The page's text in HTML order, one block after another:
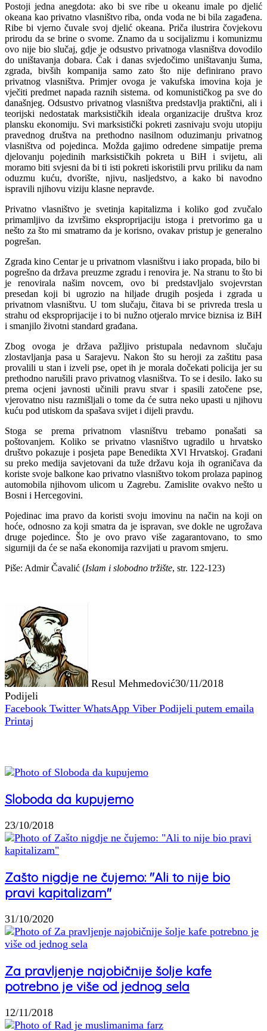
Postoji jedna anegdota: ako bi sve ribe u okeanu imale po djelić
okeana kao privatno vlasništvo riba, onda voda ne bi bila zagađena.
Ribe bi vjerno čuvale svoj djelić okeana. Priča ilustrira čovjekovu
prirodu da se brine o svome. Znamo da u socijalizmu i komunizmu
ovo nije bio slučaj, gdje je odsustvo privatnoga vlasništva dovodilo
do uništavanja dobara. Čak i danas svjedočimo uništavanju šuma,
zgrada, bivših kompanija samo zato što nije definirano pravo
privatnog vlasništva. Primjer ovoga je vakufska imovina koja je
vječiti predmet napada raznih sistema. od komunističkog pa sve do
današnjeg. Odsustvo privatnog vlasništva predstavlja praktični, ali i
teorijski nedostatak marksističkih ideala organizacije društva kroz
plansku ekonomiju. Svi marksistički pokreti zasnivaju svoju utopiju
pravednog društva na prethodno nasilnom oduzimanju privatnog
vlasništva od pojedinca. Možda gajimo odredene simpatije prema
djelovanju pojedinih marksističkih pokreta u BiH i svijetu, ali
moramo biti svjesni da bi ti isti pokreti iskoristili prvu priliku da nam
oduzmu kuću, dvorište, njivu, nasljedstvo, a kako bi navodno
ispravili njihovu viziju klasne nepravde.
Privatno vlasništvo je svetinja kapitalizma i koliko god zvučalo
primamljivo da izvršimo eksproprijaciju istoga i pretvorimo ga u
nešto za što mi smatramo da je korisno, ovakav pristup je generalno
pogrešan.
Zgrada kino Centar je u privatnom vlasništvu i iako propada, bilo bi
pogrešno da država preuzme zgradu i renovira je. Na stranu to što bi
je renovirala našim novcem, ovo bi predstavljalo svojevrstan
presedan koji bi ugrozio na hiljade drugih posjeda i zgrada u
privatnom vlasništvu. U tom slučaju, čitava bi se privreda tresla u
strahu od eksproprijacije i to bi nužno otjeralo mrvice biznisa iz BiH
i smanjilo životni standard građana.
Zbog ovoga je država pažljivo pristupala nedavnom slučaju
zlostavljanja pasa u Sarajevu. Nakon što su heroji za zaštitu pasa
provalili u stan i izveli pse, opet ih je morala dočekati policija jer su
prethodno narušili pravo privatnog vlasništva. To se i desilo. Iako su
prema ocjeni javnosti učinili pravu stvar i spasili zatočene pse,
vjerovatno nisu razmišljali o tome da će sutra neko upasti u njihovu
kuću pod utiskom da spašava svijet i dijeli pravdu.
Stoga se prema privatnom vlasništvu trebamo ponašati sa
poštovanjem. Koliko se privatno vlasništvo ugradilo u hrvatsko
društvo pokazuje i posjeta pape Benedikta XVl Hrvatskoj. Građani
su preko medija savjetovani da tuže državu koja ih ograničava da
koriste svoje balkone kao privatno vlasništvo tokom prolaza papinog
automobila njihovom ulicom u Zagrebu. Zamislite ovakvo nešto u
Bosni i Hercegovini.
Pojedinac ima pravo da koristi svoju imovinu na način na koji on
hoće, odnosno za koji smatra da je ispravan, sve dokle ne ugrožava
druge pojedince. Što je ovo pravo više zagarantovano, to smo
sigurniji da će se naša ekonomija razvijati u pravom smjeru.
Piše: Admir Čavalić (Islam i slobodno tržište, str. 122-123)
Resul Mehmedović30/11/2018
Podijeli
Facebook Twitter WhatsApp Viber Podijeli putem emaila
Printaj
Sloboda da kupujemo
23/10/2018
Zašto nigdje ne čujemo: "Ali to nije bio
pravi kapitalizam"
31/10/2020
Za pravljenje najobičnije šolje kafe
potrebno je više od jednog sela
12/11/2018